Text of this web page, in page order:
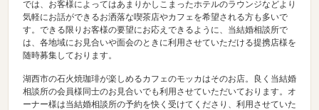
では、お客様によってはあまりかしこまったホテルのラウンジなどより
気軽にお話ができるお洒落な喫茶店やカフェを希望される方も多いで
す。できる限りお客様の要望にお応えできるように、当結婚相談所で
は、各地域にお見合いや面会のときに利用させていただける提携店様を
随時募集しております。
湖西市の石火焼珈琲が楽しめるカフェのモッカはそのお店。良く当結婚
相談所の会員様同士のお見合いでも利用させていただいております。オ
ーナー様は当結婚相談所の予約を快く受けてくださり、利用させていた